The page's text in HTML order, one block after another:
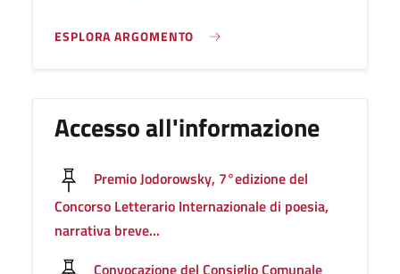
ESPLORA ARGOMENTO
Accesso all'informazione
Premio Jodorowsky, 7°edizione del
Concorso Letterario Internazionale di poesia,
narrativa breve...
Convocazione del Consiglio Comunale